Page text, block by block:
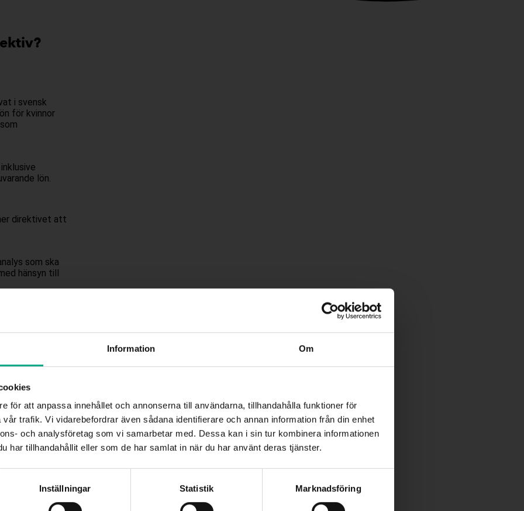
Information Om
för att anpassa innehållet och annonserna till användarna, tillhandahålla funktioner för
trafik. Vi vidarebefordrar även sådana identifierare och annan information från din enhet
och analysföretag som vi samarbetar med. Dessa kan i sin tur kombinera informationen
har tillhandahållit eller som de har samlat in när du har använt deras tjänster.
Inställningar Statistik Marknadsföring
i svensk
för kvinnor
lön.
direktivet att
som ska
hänsyn till
årlig
100-249
löneskillnader
och
informeras om
vite för
Välkommen till Mitt Fastigo!
Mitt Fastigo? Klicka på rubriken i denna ruta och följ
instruktionerna. Välkommen!